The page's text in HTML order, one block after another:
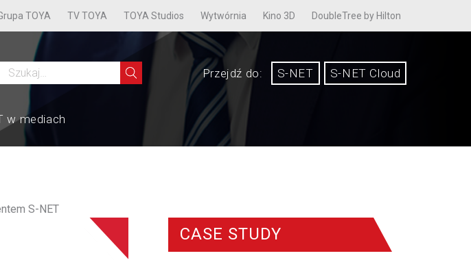
TOYA TV TOYA TOYA Studios Wytwórnia Kino 3D DoubleTree by Hilton
Przejdź do: S-NET S-NET Cloud
w mediach
S-NET
CASE STUDY